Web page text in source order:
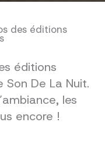
des éditions
éditions
De La Nuit.
les
encore !